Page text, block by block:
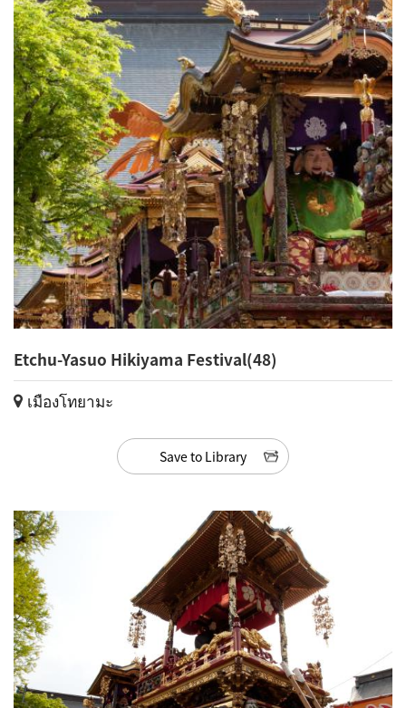
Etchu-Yasuo Hikiyama Festival(48)
เมืองโทยามะ
Save to Library